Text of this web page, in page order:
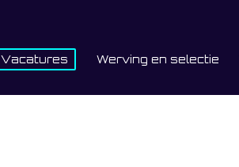
Vacatures Werving en selectie